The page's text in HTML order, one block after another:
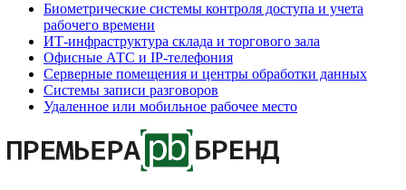
Биометрические системы контроля доступа и учета
рабочего времени
ИТ-инфраструктура склада и торгового зала
Офисные АТС и IP-телефония
Серверные помещения и центры обработки данных
Системы записи разговоров
Удаленное или мобильное рабочее место